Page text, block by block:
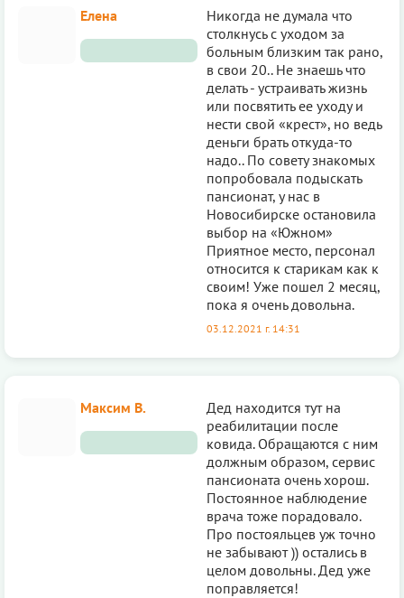
Елена
Никогда не думала что
столкнусь с уходом за
больным близким так рано,
в свои 20.. Не знаешь что
делать - устраивать жизнь
или посвятить ее уходу и
нести свой «крест», но ведь
деньги брать откуда-то
надо.. По совету знакомых
попробовала подыскать
пансионат, у нас в
Новосибирске остановила
выбор на «Южном»
Приятное место, персонал
относится к старикам как к
своим! Уже пошел 2 месяц,
пока я очень довольна.
03.12.2021 г. 14:31
Максим В.
Дед находится тут на
реабилитации после
ковида. Обращаются с ним
должным образом, сервис
пансионата очень хорош.
Постоянное наблюдение
врача тоже порадовало.
Про постояльцев уж точно
не забывают )) остались в
целом довольны. Дед уже
поправляется!